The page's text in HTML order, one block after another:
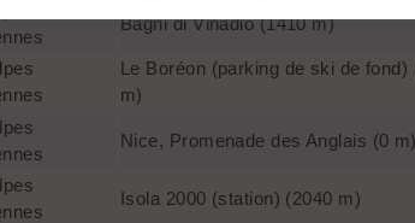
Bagni di Vinadio (1410 m)
Le Boréon (parking de ski de fond)
m)
Nice, Promenade des Anglais (0 m)
Isola 2000 (station) (2040 m)